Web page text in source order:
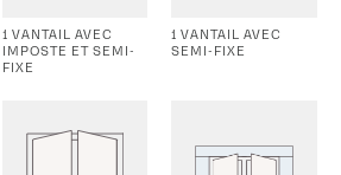
1 VANTAIL AVEC
IMPOSTE ET SEMI-
FIXE
1 VANTAIL AVEC
SEMI-FIXE